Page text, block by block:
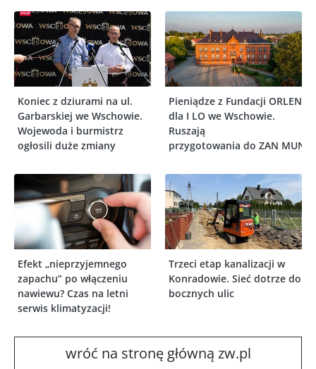
Koniec z dziurami na ul.
Garbarskiej we Wschowie.
Wojewoda i burmistrz
ogłosili duże zmiany
Pieniądze z Fundacji ORLEN
dla I LO we Wschowie.
Ruszają
przygotowania do ZAN MUN
Efekt „nieprzyjemnego
zapachu” po włączeniu
nawiewu? Czas na letni
serwis klimatyzacji!
Trzeci etap kanalizacji w
Konradowie. Sieć dotrze do
bocznych ulic
wróć na stronę główną zw.pl